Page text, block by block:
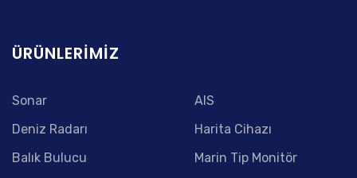
ÜRÜNLERIMIZ
Sonar
Deniz Radarı
Balık Bulucu
AIS
Harita Cihazı
Marin Tip Monitör